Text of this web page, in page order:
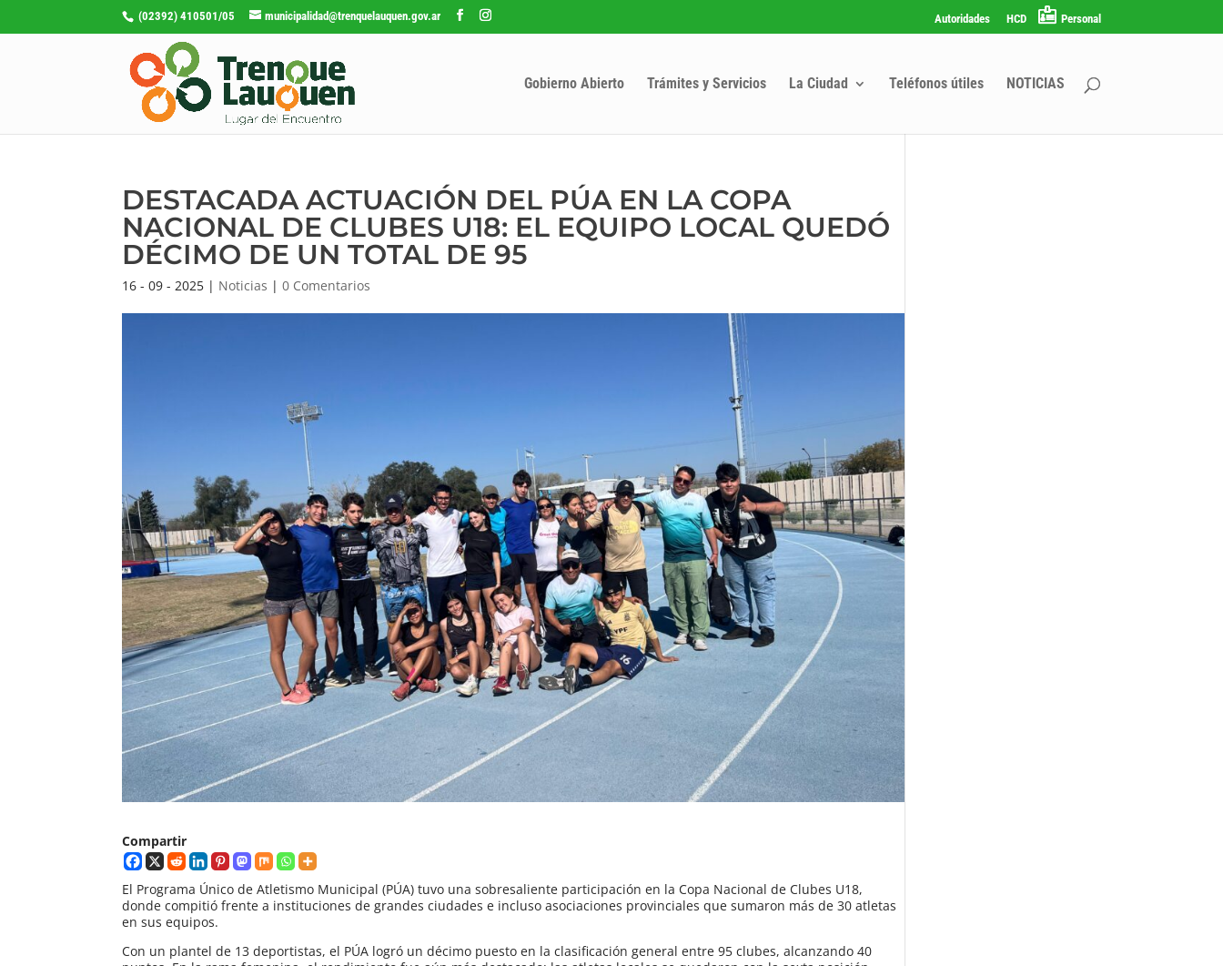
(02392) 410501/05 municipalidad@trenquelauquen.gov.ar Autoridades HCD Personal
Gobierno Abierto Trámites y Servicios La Ciudad Teléfonos útiles NOTICIAS
DESTACADA ACTUACIÓN DEL PÚA EN LA COPA
NACIONAL DE CLUBES U18: EL EQUIPO LOCAL QUEDÓ
DÉCIMO DE UN TOTAL DE 95
16 - 09 - 2025 | Noticias |0 Comentarios
Compartir
El Programa Único de Atletismo Municipal (PÚA) tuvo una sobresaliente participación en la Copa Nacional de Clubes U18,
donde compitió frente a instituciones de grandes ciudades e incluso asociaciones provinciales que sumaron más de 30 atletas
en sus equipos.
Con un plantel de 13 deportistas, el PÚA logró un décimo puesto en la clasificación general entre 95 clubes, alcanzando 40